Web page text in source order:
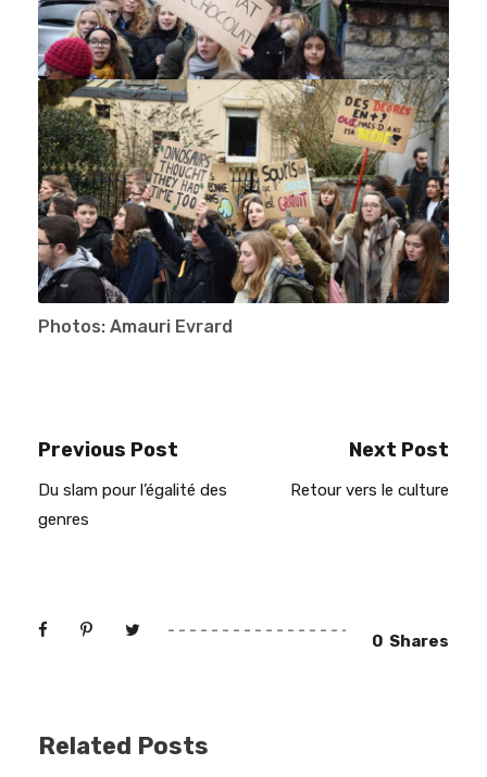
Photos: Amauri Evrard
Previous Post
Du slam pour l’égalité des
genres
Next Post
Retour vers le culture
0 Shares
Related Posts